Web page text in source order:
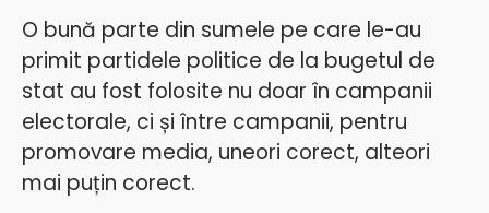
O bună parte din sumele pe care le-au
primit partidele politice de la bugetul de
stat au fost folosite nu doar în campanii
electorale, ci și între campanii, pentru
promovare media, uneori corect, alteori
mai puțin corect.